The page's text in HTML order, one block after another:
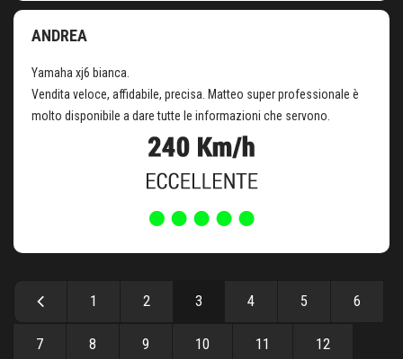
ANDREA
Yamaha xj6 bianca.
Vendita veloce, affidabile, precisa. Matteo super professionale è
molto disponibile a dare tutte le informazioni che servono.
1 2 3 4 5 6
7 8 9 10 11 12